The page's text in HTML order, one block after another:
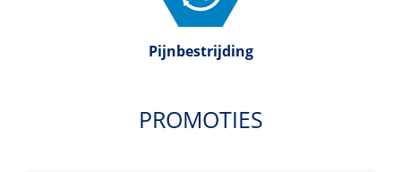
Pijnbestrijding
PROMOTIES